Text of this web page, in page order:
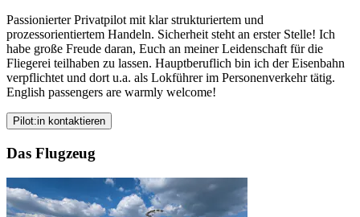
Passionierter Privatpilot mit klar strukturiertem und
prozessorientiertem Handeln. Sicherheit steht an erster Stelle! Ich
habe große Freude daran, Euch an meiner Leidenschaft für die
Fliegerei teilhaben zu lassen. Hauptberuflich bin ich der Eisenbahn
verpflichtet und dort u.a. als Lokführer im Personenverkehr tätig.
English passengers are warmly welcome!
Pilot:in kontaktieren
Das Flugzeug